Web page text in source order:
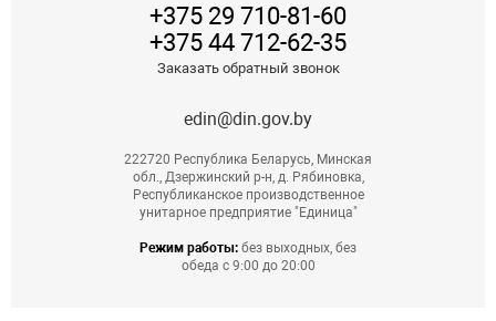
+375 29 710-81-60
+375 44 712-62-35
Заказать обратный звонок
edin@din.gov.by
222720 Республика Беларусь, Минская
обл., Дзержинский р-н, д. Рябиновка,
Республиканское производственное
унитарное предприятие "Единица"
Режим работы: без выходных, без
обеда с 9:00 до 20:00